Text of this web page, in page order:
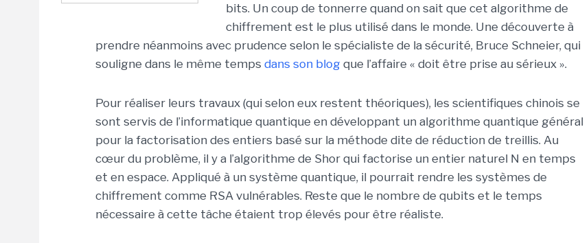
bits. Un coup de tonnerre quand on sait que cet algorithme de
chiffrement est le plus utilisé dans le monde. Une découverte à
prendre néanmoins avec prudence selon le spécialiste de la sécurité, Bruce Schneier, qui
souligne dans le même temps dans son blog que l’affaire « doit être prise au sérieux ».
Pour réaliser leurs travaux (qui selon eux restent théoriques), les scientifiques chinois se
sont servis de l’informatique quantique en développant un algorithme quantique général
pour la factorisation des entiers basé sur la méthode dite de réduction de treillis. Au
cœur du problème, il y a l’algorithme de Shor qui factorise un entier naturel N en temps
et en espace. Appliqué à un système quantique, il pourrait rendre les systèmes de
chiffrement comme RSA vulnérables. Reste que le nombre de qubits et le temps
nécessaire à cette tâche étaient trop élevés pour être réaliste.